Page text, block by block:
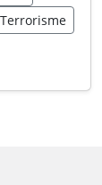
Terrorisme